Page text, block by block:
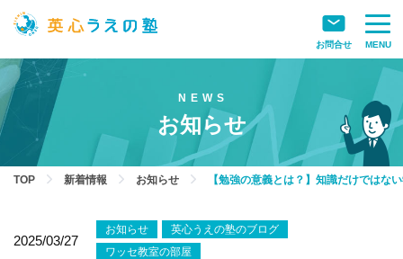
MENU
お問合せ
お知らせ
TOP 新着情報 お知らせ 【勉強の意義とは？】知識だけではな
2025/03/27
お知らせ
英心うえの塾のブログ
ワッセ教室の部屋